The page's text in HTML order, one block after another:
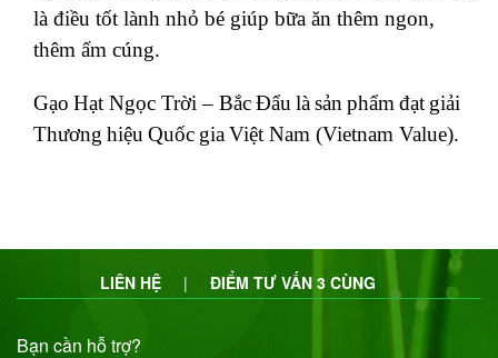
là điều tốt lành nhỏ bé giúp bữa ăn thêm ngon,
thêm ấm cúng.
Gạo Hạt Ngọc Trời – BắcĐẩu làsản phẩm đạt giải
Thương hiệu Quốc giaViệt Nam (Vietnam Value).
LIÊN HỆ | ĐIỂM TƯ VẤN 3 CÙNG
Bạn cần hỗ trợ?